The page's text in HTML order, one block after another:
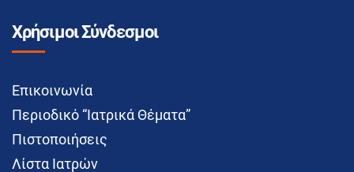
Χρήσιμοι Σύνδεσμοι
Επικοινωνία
Περιοδικό “Ιατρικά Θέματα”
Πιστοποιήσεις
Λίστα Ιατρών